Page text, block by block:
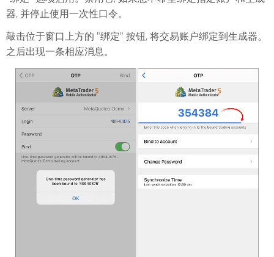
器, 并停止使用一次性口令。
敲击位于窗口上方的 "绑定" 按钮, 将交易账户绑定到生成器。
之后出现一条相应消息。